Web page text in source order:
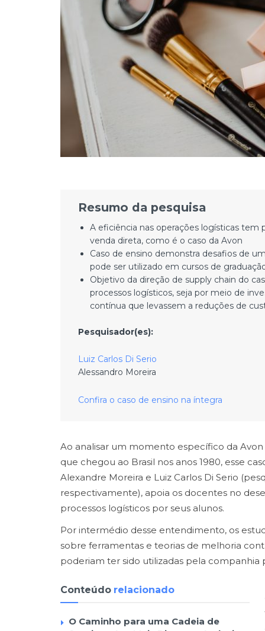
Resumo da pesquisa
A eficiência nas operações logísticas
venda direta, como é o caso da Avon
Caso de ensino demonstra desafios de
pode ser utilizado em cursos de
Objetivo da direção de supply chain do
processos logísticos, seja por meio de
contínua que levassem a reduções de
Pesquisador(es):
Luiz Carlos Di Serio
Alessandro Moreira
Confira o caso de ensino na íntegra
Ao analisar um momento específico da
que chegou ao Brasil nos anos 1980, esse
Alexandre Moreira e Luiz Carlos Di Serio
respectivamente), apoia os docentes no
processos logísticos por seus alunos.
Por intermédio desse entendimento, os
sobre ferramentas e teorias de melhoria
poderiam ter sido utilizadas pela companhia
Conteúdo relacionado
O Caminho para uma Cadeia de